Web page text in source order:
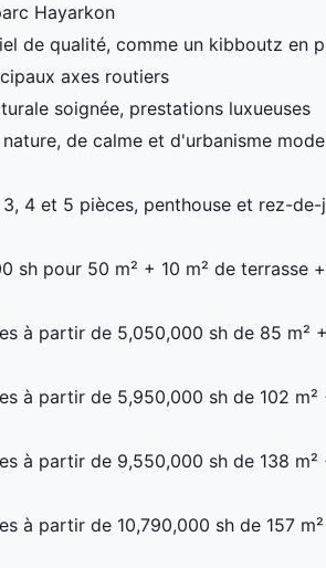
Hayarkon
de qualité, comme un kibboutz en
axes routiers
soignée, prestations luxueuses
de calme et d'urbanisme
4 et 5 pièces, penthouse et rez-de-
sh pour 50 m² + 10 m² de terrasse
à partir de 5,050,000 sh de 85 m²
à partir de 5,950,000 sh de 102 m²
à partir de 9,550,000 sh de 138
à partir de 10,790,000 sh de 157